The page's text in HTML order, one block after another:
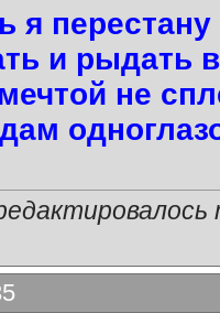
я
и рыдать
не